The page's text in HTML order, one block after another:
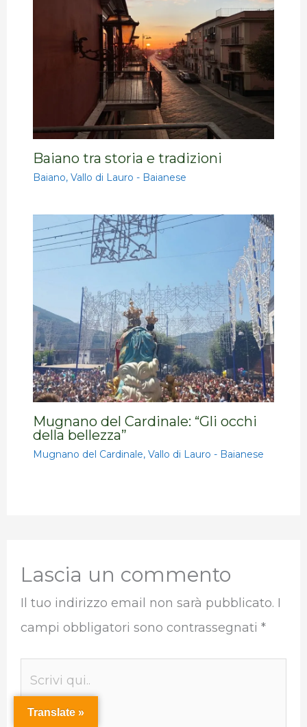
Baiano tra storia e tradizioni
Baiano,Vallo di Lauro - Baianese
Mugnano del Cardinale: “Gli occhi
della bellezza”
Mugnano del Cardinale,Vallo di Lauro - Baianese
Lascia un commento
Il tuo indirizzo email non sarà pubblicato. I
campi obbligatori sono contrassegnati *
qui..
Translate »